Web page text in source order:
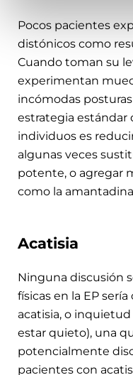
Pocos pacientes
distónicos como
Cuando toman su
experimentan
incómodas
estrategia estándar
individuos es
algunas veces
potente, o agregar
como la
Acatisia
Ninguna discusión
físicas en la EP
acatisia, o
estar quieto), una
potencialmente
pacientes con